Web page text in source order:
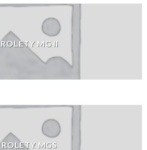
ROLETY MG II
ROLETY MGS